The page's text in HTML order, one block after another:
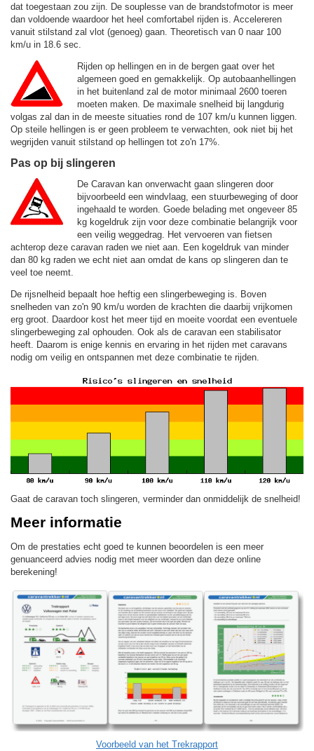
dat toegestaan zou zijn. De souplesse van de brandstofmotor is meer
dan voldoende waardoor het heel comfortabel rijden is. Accelereren
vanuit stilstand zal vlot (genoeg) gaan. Theoretisch van 0 naar 100
km/u in 18.6 sec.
Rijden op hellingen en in de bergen gaat over het
algemeen goed en gemakkelijk. Op autobaanhellingen
in het buitenland zal de motor minimaal 2600 toeren
moeten maken. De maximale snelheid bij langdurig
volgas zal dan in de meeste situaties rond de 107 km/u kunnen liggen.
Op steile hellingen is er geen probleem te verwachten, ook niet bij het
wegrijden vanuit stilstand op hellingen tot zo'n 17%.
Pas op bij slingeren
De Caravan kan onverwacht gaan slingeren door
bijvoorbeeld een windvlaag, een stuurbeweging of door
ingehaald te worden. Goede belading met ongeveer 85
kg kogeldruk zijn voor deze combinatie belangrijk voor
een veilig weggedrag. Het vervoeren van fietsen
achterop deze caravan raden we niet aan. Een kogeldruk van minder
dan 80 kg raden we echt niet aan omdat de kans op slingeren dan te
veel toe neemt.
De rijsnelheid bepaalt hoe heftig een slingerbeweging is. Boven
snelheden van zo'n 90 km/u worden de krachten die daarbij vrijkomen
erg groot. Daardoor kost het meer tijd en moeite voordat een eventuele
slingerbeweging zal ophouden. Ook als de caravan een stabilisator
heeft. Daarom is enige kennis en ervaring in het rijden met caravans
nodig om veilig en ontspannen met deze combinatie te rijden.
Gaat de caravan toch slingeren, verminder dan onmiddelijk de snelheid!
Meer informatie
Om de prestaties echt goed te kunnen beoordelen is een meer
genuanceerd advies nodig met meer woorden dan deze online
berekening!
Voorbeeld van het Trekrapport